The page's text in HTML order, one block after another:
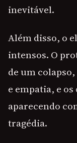
inevitável.
Além disso, o
intensos. O
de um
e empatia, e
aparecendo
tragédia.